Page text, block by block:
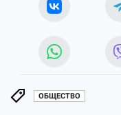
ОБЩЕСТВО